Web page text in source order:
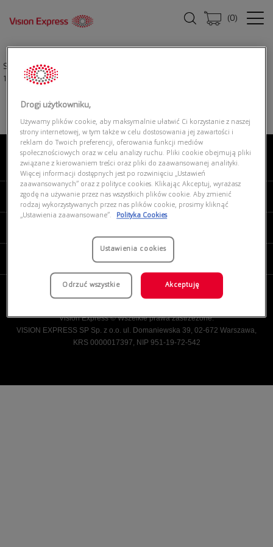
(0)
Strona główna|
172883
O NAS
MOJE VISION EXPRESS
Vision Express © Wszelkie prawa zastrzeżone.
VISION EXPRESS SP Sp. z o.o. ul. Domaniewska 39, 02-672 Warszawa,
KRS 0000017397, NIP 951-19-72-542
Drogi użytkowniku,
Używamy plików cookie, aby maksymalnie ułatwić Ci korzystanie z naszej
strony internetowej, w tym także w celu dostosowania jej zawartości i
reklam do Twoich preferencji, oferowania funkcji mediów
społecznościowych oraz w celu analizy ruchu. Pliki cookie obejmują pliki
związane z kierowaniem treści oraz pliki do zaawansowanej analityki.
Więcej informacji dostępnych jest po rozwinięciu „Ustawień
zaawansowanych” oraz z polityce cookies. Klikając Akceptuj, wyrażasz
zgodę na używanie przez nas wszystkich plików cookie. Aby zmienić
rodzaj wykorzystywanych przez nas plików cookie, prosimy kliknąć
„Ustawienia zaawansowane”.
Polityka Cookies
Ustawienia cookies
Odrzuć wszystkie Akceptuję